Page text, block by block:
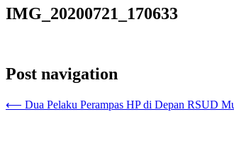
IMG_20200721_170633
Post navigation
⟵ Dua Pelaku Perampas HP di Depan RSUD